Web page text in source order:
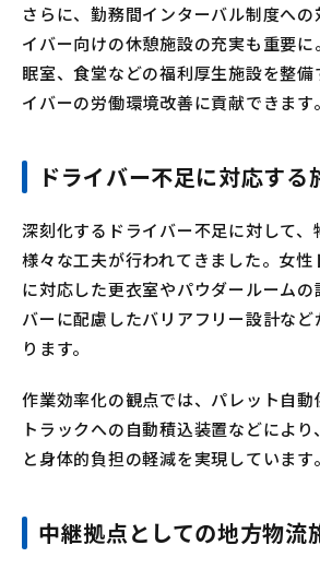
さらに、勤務間インターバル制度への
イバー向けの休憩施設の充実も重要
眠室、食堂などの福利厚生施設を整備
イバーの労働環境改善に貢献できます。
ドライバー不足に対応する
深刻化するドライバー不足に対して、
様々な工夫が行われてきました。女性
に対応した更衣室やパウダールームの
バーに配慮したバリアフリー設計など
ります。
作業効率化の観点では、パレット自動
トラックへの自動積込装置などによ
と身体的負担の軽減を実現しています。
中継拠点としての地方物流